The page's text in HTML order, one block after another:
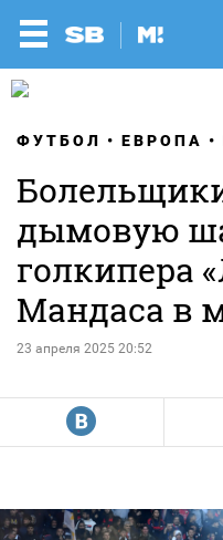
ФУТБОЛ ЕВРОПА
дымовую
голкипера
Мандаса в
23 апреля 2025 20:52
R